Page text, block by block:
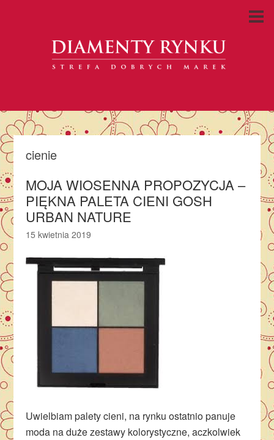
cienie
MOJA WIOSENNA PROPOZYCJA –
PIĘKNA PALETA CIENI GOSH
URBAN NATURE
15 kwietnia 2019
Uwielbiam palety cieni, na rynku ostatnio panuje
moda na duże zestawy kolorystyczne, aczkolwiek